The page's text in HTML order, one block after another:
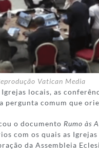
Vatican Media
locais, as
pergunta comum que
o documento Rumo às
com os quais as
da Assembleia